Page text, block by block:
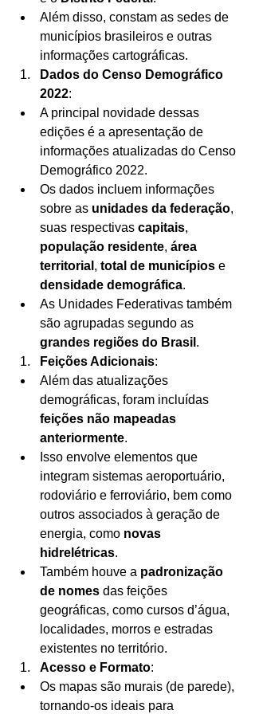
Além disso, constam as sedes de
municípios brasileiros e outras
informações cartográficas.
Dados do Censo Demográfico
2022:
A principal novidade dessas
edições é a apresentação de
informações atualizadas do Censo
Demográfico 2022.
Os dados incluem informações
sobre as unidades da federação,
suas respectivas capitais,
população residente, área
territorial , total de municípios e
densidade demográfica.
As Unidades Federativas também
são agrupadas segundo as
grandes regiões do Brasil .
Feições Adicionais:
Além das atualizações
demográficas, foram incluídas
feições não mapeadas
anteriormente.
Isso envolve elementos que
integram sistemas aeroportuário,
rodoviário e ferroviário, bem como
outros associados à geração de
energia, como novas
hidrelétricas.
Também houve a padronização
de nomes das feições
geográficas, como cursos d’água,
localidades, morros e estradas
existentes no território.
Acesso e Formato:
Os mapas são murais (de parede),
tornando-os ideais para